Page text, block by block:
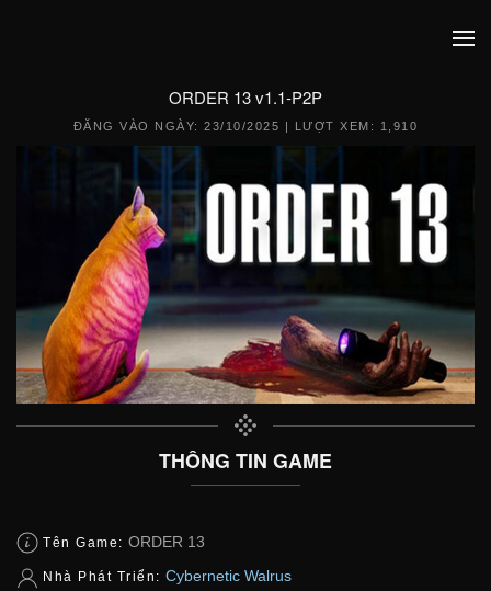
ORDER 13 v1.1-P2P
ĐĂNG VÀO NGÀY:23/10/2025 | LƯỢT XEM: 1,910
THÔNG TIN GAME
Tên Game: ORDER 13
Nhà Phát Triển: Cybernetic Walrus